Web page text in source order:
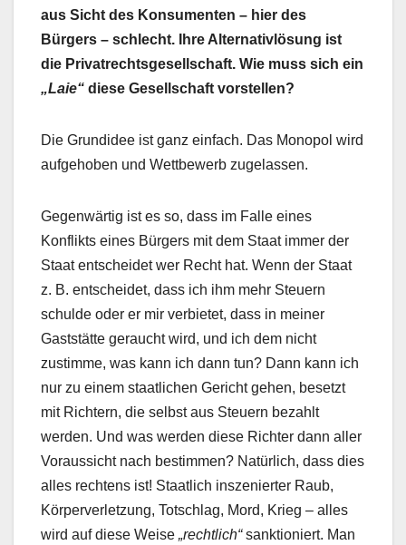
aus Sicht des Konsumenten – hier des
Bürgers – schlecht. Ihre Alternativlösung ist
die Privatrechtsgesellschaft. Wie muss sich ein
„Laie“ diese Gesellschaft vorstellen?
Die Grundidee ist ganz einfach. Das Monopol wird
aufgehoben und Wettbewerb zugelassen.
Gegenwärtig ist es so, dass im Falle eines
Konflikts eines Bürgers mit dem Staat immer der
Staat entscheidet wer Recht hat. Wenn der Staat
z. B. entscheidet, dass ich ihm mehr Steuern
schulde oder er mir verbietet, dass in meiner
Gaststätte geraucht wird, und ich dem nicht
zustimme, was kann ich dann tun? Dann kann ich
nur zu einem staatlichen Gericht gehen, besetzt
mit Richtern, die selbst aus Steuern bezahlt
werden. Und was werden diese Richter dann aller
Voraussicht nach bestimmen? Natürlich, dass dies
alles rechtens ist! Staatlich inszenierter Raub,
Körperverletzung, Totschlag, Mord, Krieg – alles
wird auf diese Weise „rechtlich“sanktioniert. Man